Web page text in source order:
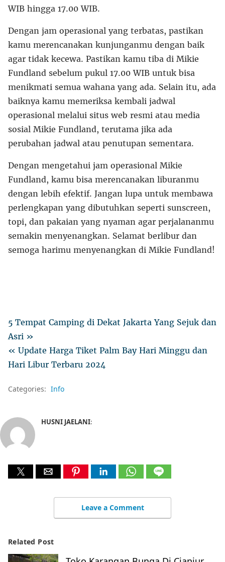
WIB hingga 17.00 WIB.
Dengan jam operasional yang terbatas, pastikan
kamu merencanakan kunjunganmu dengan baik
agar tidak kecewa. Pastikan kamu tiba di Mikie
Fundland sebelum pukul 17.00 WIB untuk bisa
menikmati semua wahana yang ada. Selain itu, ada
baiknya kamu memeriksa kembali jadwal
operasional melalui situs web resmi atau media
sosial Mikie Fundland, terutama jika ada
perubahan jadwal atau penutupan sementara.
Dengan mengetahui jam operasional Mikie
Fundland, kamu bisa merencanakan liburanmu
dengan lebih efektif. Jangan lupa untuk membawa
perlengkapan yang dibutuhkan seperti sunscreen,
topi, dan pakaian yang nyaman agar perjalananmu
semakin menyenangkan. Selamat berlibur dan
semoga harimu menyenangkan di Mikie Fundland!
5 Tempat Camping di Dekat Jakarta Yang Sejuk dan
Asri »
« Update Harga Tiket Palm Bay Hari Minggu dan
Hari Libur Terbaru 2024
Categories: Info
HUSNI JAELANI:
Leave a Comment
Related Post